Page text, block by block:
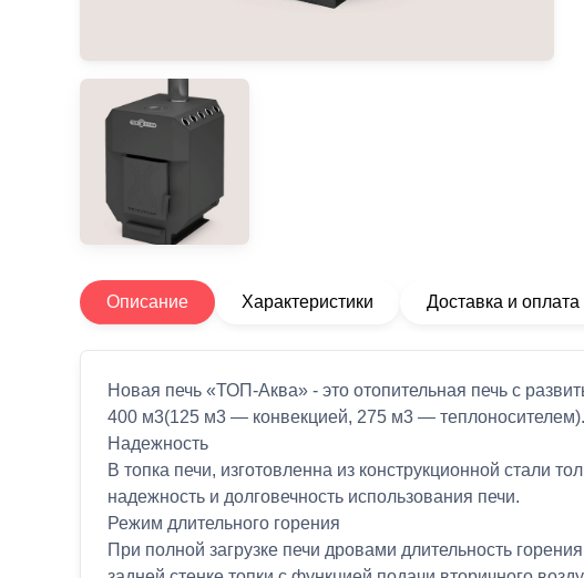
Описание Характеристики Доставка и оплата
Новая печь «ТОП-Аква» - это отопительная печь с
400 м3(125 м3 — конвекцией, 275 м3 — теплоносителем).
Надежность
В топка печи, изготовленна из конструкционной стали
надежность и долговечность использования печи.
Режим длительного горения
При полной загрузке печи дровами длительность